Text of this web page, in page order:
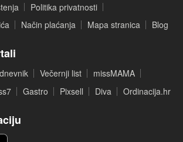
Politika privatnosti
Način plaćanja Mapa stranica Blog
Večernji list
missMAMA
Gastro Pixsell Diva Ordinacija.hr